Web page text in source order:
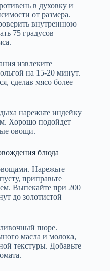
в духовку и
от размера.
внутреннюю
75 градусов
извлеките
на 15-20 минут.
сделав мясо более
нарежьте индейку
Хорошо подойдет
овощи.
блюда
Нарежьте
приправьте
Выпекайте при 200
до золотистой
пюре.
масла и молока,
текстуры. Добавьте